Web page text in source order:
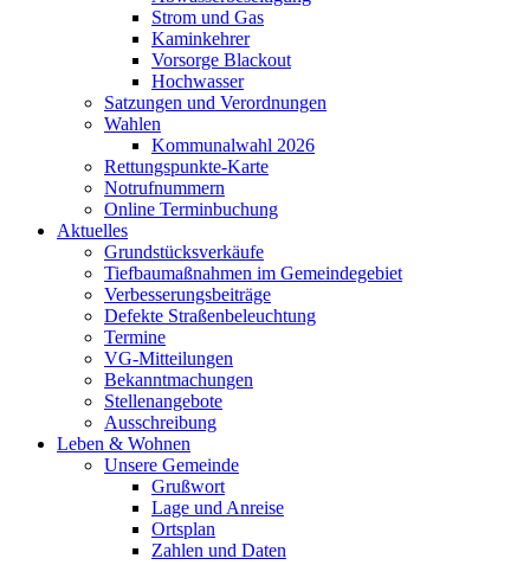
Strom und Gas
Kaminkehrer
Vorsorge Blackout
Hochwasser
Satzungen und Verordnungen
Wahlen
Kommunalwahl 2026
Rettungspunkte-Karte
Notrufnummern
Online Terminbuchung
Aktuelles
Grundstücksverkäufe
Tiefbaumaßnahmen im Gemeindegebiet
Verbesserungsbeiträge
Defekte Straßenbeleuchtung
Termine
VG-Mitteilungen
Bekanntmachungen
Stellenangebote
Ausschreibung
Leben & Wohnen
Unsere Gemeinde
Grußwort
Lage und Anreise
Ortsplan
Zahlen und Daten